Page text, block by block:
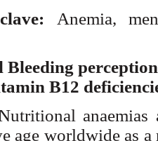
Anemia,
Bleeding
B12
age worldwide as